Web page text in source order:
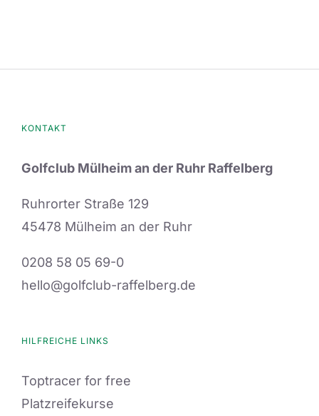
KONTAKT
Golfclub Mülheim an der Ruhr Raffelberg
Ruhrorter Straße 129
45478 Mülheim an der Ruhr
0208 58 05 69-0
hello@golfclub-raffelberg.de
HILFREICHE LINKS
Toptracer for free
Platzreifekurse